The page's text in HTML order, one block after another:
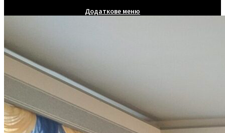
Додаткове меню